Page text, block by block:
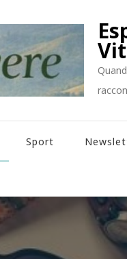
Sport